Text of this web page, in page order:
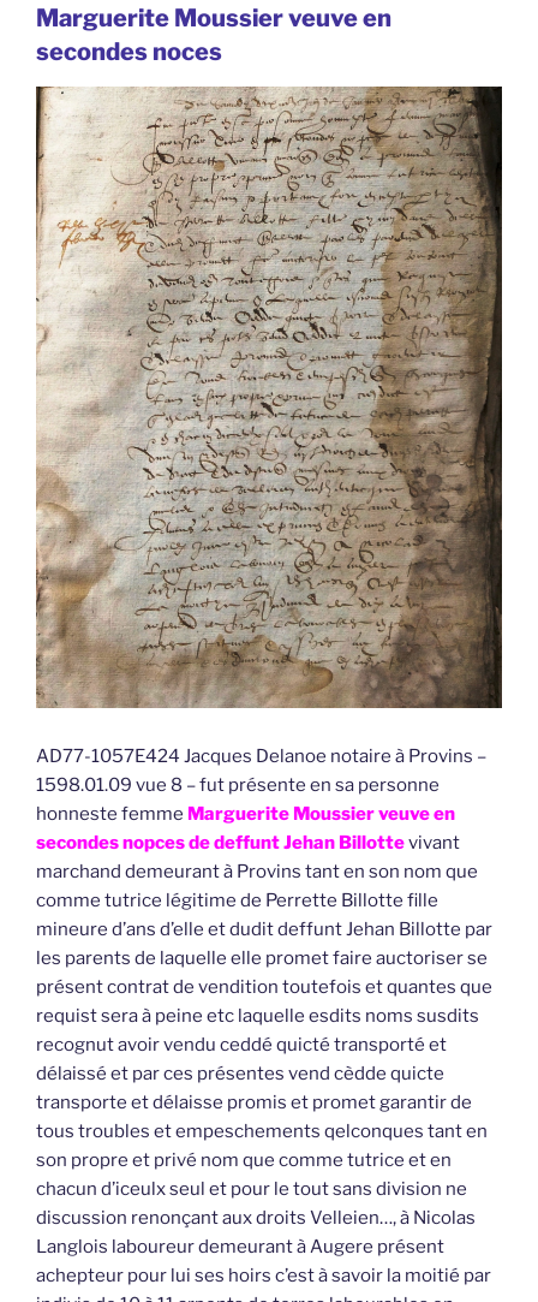
Marguerite Moussier veuve en
secondes noces
AD77-1057E424 Jacques Delanoe notaire à Provins –
1598.01.09 vue 8 – fut présente en sa personne
honneste femme Marguerite Moussier veuve en
secondes nopces de deffunt Jehan Billottevivant
marchand demeurant à Provins tant en son nom que
comme tutrice légitime de Perrette Billotte fille
mineure d’ans d’elle et dudit deffunt Jehan Billotte par
les parents de laquelle elle promet faire auctoriser se
présent contrat de vendition toutefois et quantes que
requist sera à peine etc laquelle esdits noms susdits
recognut avoir vendu ceddé quicté transporté et
délaissé et par ces présentes vend cèdde quicte
transporte et délaisse promis et promet garantir de
tous troubles et empeschements qelconques tant en
son propre et privé nom que comme tutrice et en
chacun d’iceulx seul et pour le tout sans division ne
discussion renonçant aux droits Velleien…, à Nicolas
Langlois laboureur demeurant à Augere présent
achepteur pour lui ses hoirs c’est à savoir la moitié par